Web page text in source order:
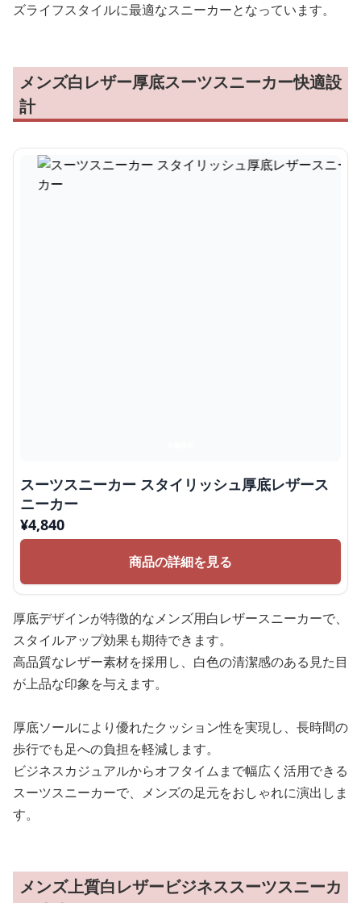
ズライフスタイルに最適なスニーカーとなっています。
メンズ白レザー厚底スーツスニーカー快適設
計
スーツスニーカー スタイリッシュ厚底レザース
ニーカー
¥4,840
商品の詳細を見る
厚底デザインが特徴的なメンズ用白レザースニーカーで、
スタイルアップ効果も期待できます。
高品質なレザー素材を採用し、白色の清潔感のある見た目
が上品な印象を与えます。
厚底ソールにより優れたクッション性を実現し、長時間の
歩行でも足への負担を軽減します。
ビジネスカジュアルからオフタイムまで幅広く活用できる
スーツスニーカーで、メンズの足元をおしゃれに演出しま
す。
メンズ上質白レザービジネススーツスニーカ